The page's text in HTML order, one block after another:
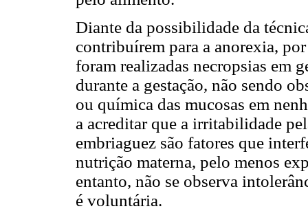
Diante da possibilidade da
contribuírem para a anorexia,
foram realizadas necropsias em
durante a gestação, não sendo
ou química das mucosas em
a acreditar que a irritabilidade
embriaguez são fatores que
nutrição materna, pelo menos
entanto, não se observa
é voluntária.